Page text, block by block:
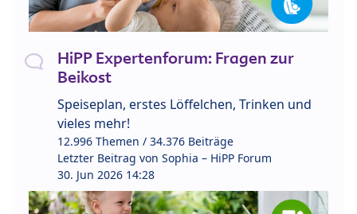
HiPP Expertenforum: Fragen zur
Beikost
Speiseplan, erstes Löffelchen, Trinken und
vieles mehr!
12.996 Themen / 34.376 Beiträge
Letzter Beitrag von Sophia – HiPP Forum
30. Jun 2026 14:28